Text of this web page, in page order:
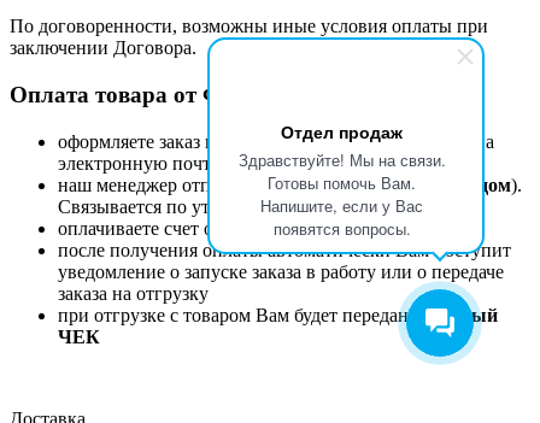
Отдел продаж
Здравствуйте! Мы на связи.
Готовы помочь Вам.
Напишите, если у Вас
появятся вопросы.
По договоренности, возможны иные условия оплаты при
заключении Договора.
Оплата товара от Физического лица.
оформляете заказ на сайте или присылаете запрос на
электронную почту
zakaz@etk-oniks.ru
наш менеджер отправляет счет на оплату(с QR-кодом).
Связывается по уточнению деталей заказа
оплачиваете счет онлайн или в любом банке
после получения оплаты автоматически Вам поступит
уведомление о запуске заказа в работу или о передаче
заказа на отгрузку
при отгрузке с товаром Вам будет передан
кассовый
ЧЕК
Доставка